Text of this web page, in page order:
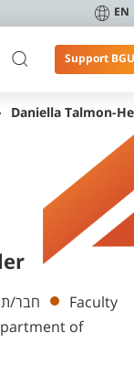
EN
Support BGU
Daniella Talmon-
חבר/ת
Faculty
of